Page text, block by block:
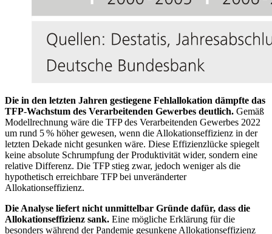
Die in den letzten Jahren gestiegene Fehlallokation dämpfte das
TFP-Wachstum des Verarbeitenden Gewerbes deutlich. Gemäß
Modellrechnung wäre die TFPdes Verarbeitenden Gewerbes 2022
um rund 5 % höher gewesen, wenn die Allokationseffizienz in der
letzten Dekade nicht gesunken wäre. Diese Effizienzlücke spiegelt
keine absolute Schrumpfung der Produktivität wider, sondern eine
relative Differenz. Die TFPstieg zwar, jedoch weniger als die
hypothetisch erreichbare TFPbei unveränderter
Allokationseffizienz.
Die Analyse liefert nicht unmittelbar Gründe dafür, dass die
Allokationseffizienz sank. Eine mögliche Erklärung für die
besonders während der Pandemie gesunkene Allokationseffizienz